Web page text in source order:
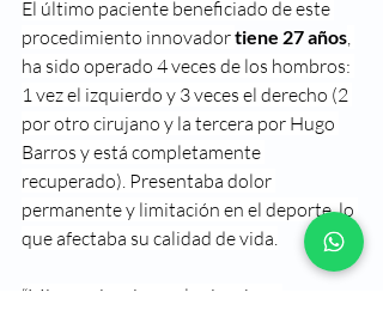
El último paciente beneficiado de este
procedimiento innovador tiene 27 años,
ha sido operado 4 veces de los hombros:
1 vez el izquierdo y 3 veces el derecho (2
por otro cirujano y la tercera por Hugo
Barros y está completamente
recuperado). Presentaba dolor
permanente y limitación en el deporte, lo
que afectaba su calidad de vida.
“Mi experiencia con la cirugía es